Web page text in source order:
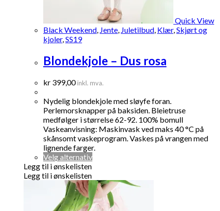
Quick View
Black Weekend, Jente, Juletilbud, Klær,Skjørt og
kjoler,SS19
Blondekjole – Dus rosa
kr 399,00 inkl. mva.
Nydelig blondekjole med sløyfe foran.
Perlemorsknapper på baksiden. Bleietruse
medfølger i størrelse 62-92. 100% bomull
Vaskeanvisning: Maskinvask ved maks 40 °C på
skånsomt vaskeprogram. Vaskes på vrangen med
lignende farger.
Velg alternativDette
flere
varianter.
Alternativene
Legg til i ønskelisten
Legg til i ønskelisten